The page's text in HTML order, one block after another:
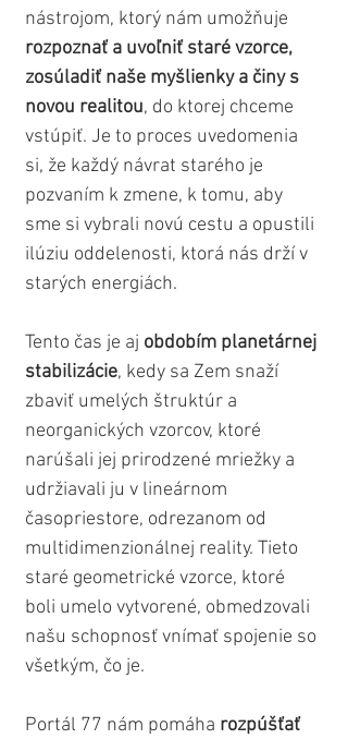
nástrojom, ktorý nám umožňuje
rozpoznať a uvoľniť staré vzorce,
zosúladiť naše myšlienky a činy s
novou realitou, do ktorej chceme
vstúpiť. Je to proces uvedomenia
si, že každý návrat starého je
pozvaním k zmene, k tomu, aby
sme si vybrali novú cestu a opustili
ilúziu oddelenosti, ktorá nás drží v
starých energiách.
Tento čas je aj obdobím planetárnej
stabilizácie, kedy sa Zem snaží
zbaviť umelých štruktúr a
neorganických vzorcov, ktoré
narúšali jej prirodzené mriežky a
udržiavali ju v lineárnom
časopriestore, odrezanom od
multidimenzionálnej reality. Tieto
staré geometrické vzorce, ktoré
boli umelo vytvorené, obmedzovali
našu schopnosť vnímať spojenie so
všetkým, čo je.
Portál 77 nám pomáha rozpúšťať